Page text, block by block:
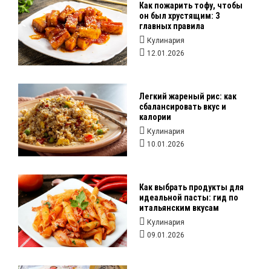
Как пожарить тофу, чтобы
он был хрустящим: 3
главных правила
Кулинария
12.01.2026
Легкий жареный рис: как
сбалансировать вкус и
калории
Кулинария
10.01.2026
Как выбрать продукты для
идеальной пасты: гид по
итальянским вкусам
Кулинария
09.01.2026